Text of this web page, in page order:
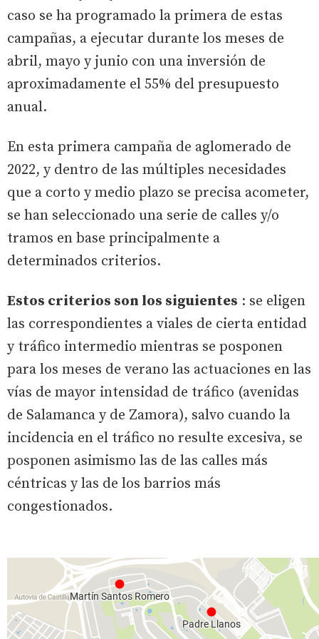
caso se ha programado la primera de estas
campañas, a ejecutar durante los meses de
abril, mayo y junio con una inversión de
aproximadamente el 55% del presupuesto
anual.
En esta primera campaña de aglomerado de
2022, y dentro de las múltiples necesidades
que a corto y medio plazo se precisa acometer,
se han seleccionado una serie de calles y/o
tramos en base principalmente a
determinados criterios.
Estos criterios son los siguientes : se eligen
las correspondientes a viales de cierta entidad
y tráfico intermedio mientras se posponen
para los meses de verano las actuaciones en las
vías de mayor intensidad de tráfico (avenidas
de Salamanca y de Zamora), salvo cuando la
incidencia en el tráfico no resulte excesiva, se
posponen asimismo las de las calles más
céntricas y las de los barrios más
congestionados.